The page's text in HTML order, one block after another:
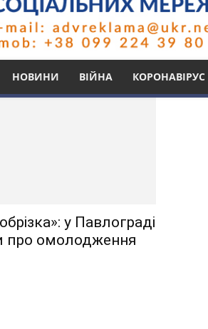
НОВИНИ ВІЙНА КОРОНАВІРУС
дерев
у Павлограді
про омолодження